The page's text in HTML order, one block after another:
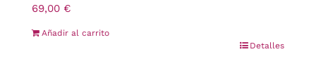
69,00 €
Añadir al carrito
Detalles